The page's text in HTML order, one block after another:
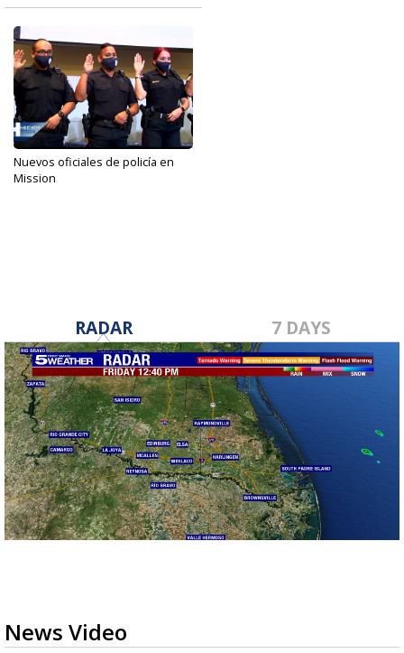
Nuevos oficiales de policía en
Mission
RADAR 7 DAYS
News Video